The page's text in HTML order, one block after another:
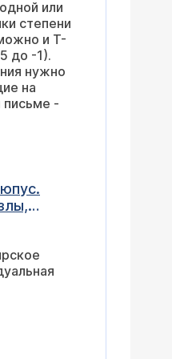
ОАК
и
и витамин
но год
или
и Т-
до -1).
нужно